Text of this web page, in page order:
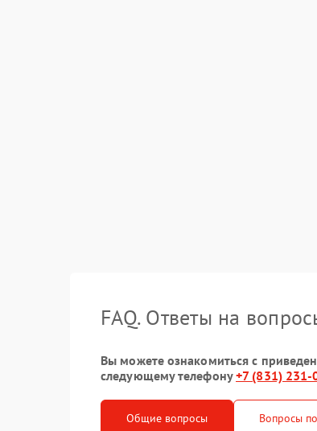
FAQ. Ответы на
Вы можете ознакомиться с
следующему телефону+7 (831) 231-
Общие вопросы Вопросы